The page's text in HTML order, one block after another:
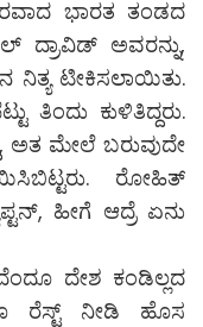
ಭಾರತ ತಂಡದ
ದ್ರಾವಿಡ್ ಅವರನ್ನು,
ನಿತ್ಯ ಟೀಕಿಸಲಾಯಿತು.
ತಿಂದು ಕುಳಿತಿದ್ದರು.
ಅತ ಮೇಲೆ ಬರುವುದೇ
ರೋಹಿತ್
ಹೀಗೆ ಆದ್ರೆ ಏನು
ದೇಶ ಕಂಡಿಲ್ಲದ
ರೆಸ್ಟ್ ನೀಡಿ ಹೊಸ